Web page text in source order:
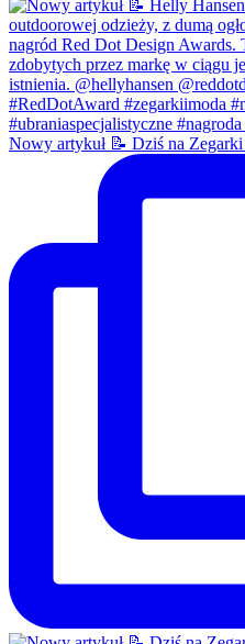
Nowy artykuł 📝 Dziś na